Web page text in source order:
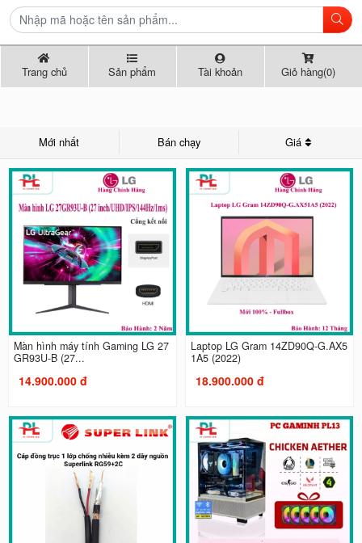
Trang chủ Sản phẩm Tài khoản Giỏ hàng(0)
Mới nhất Bán chạy Giá
Màn hình máy tính Gaming LG 27
GR93U-B (27...
14.900.000 đ
Laptop LG Gram 14ZD90Q-G.AX5
1A5 (2022)
18.900.000 đ